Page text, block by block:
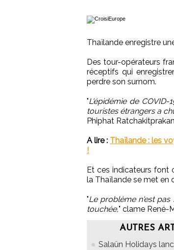
Thaïlande enregistre
Des tour-opérateurs
réceptifs qui
perdre son surnom.
"L'épidémie de
touristes étrangers a
Phiphat
A lire : Thaïlande : les
!
Et ces indicateurs font
la Thaïlande se met en
"Le problème n'est
touchée," clame René-
AUTRES
Salaün Holidays